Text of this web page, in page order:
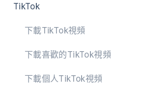
TikTok
下載TikTok視頻
下載喜歡的TikTok視頻
下載個人TikTok視頻